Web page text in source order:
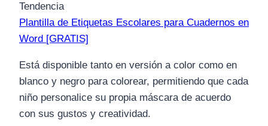
Tendencia
Plantilla de Etiquetas Escolares para Cuadernos en
Word [GRATIS]
Está disponible tanto en versión a color como en
blanco y negro para colorear, permitiendo que cada
niño personalice su propia máscara de acuerdo
con sus gustos y creatividad.